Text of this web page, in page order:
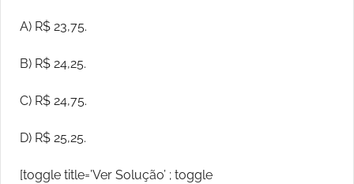
A) R$ 23,75.
B) R$ 24,25.
C) R$ 24,75.
D) R$ 25,25.
[toggle title=’Ver Solução’ ; toggle